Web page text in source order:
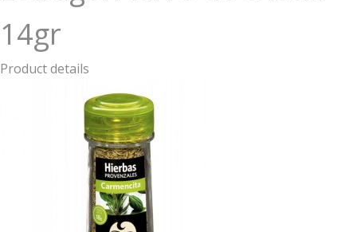
14gr
Product details